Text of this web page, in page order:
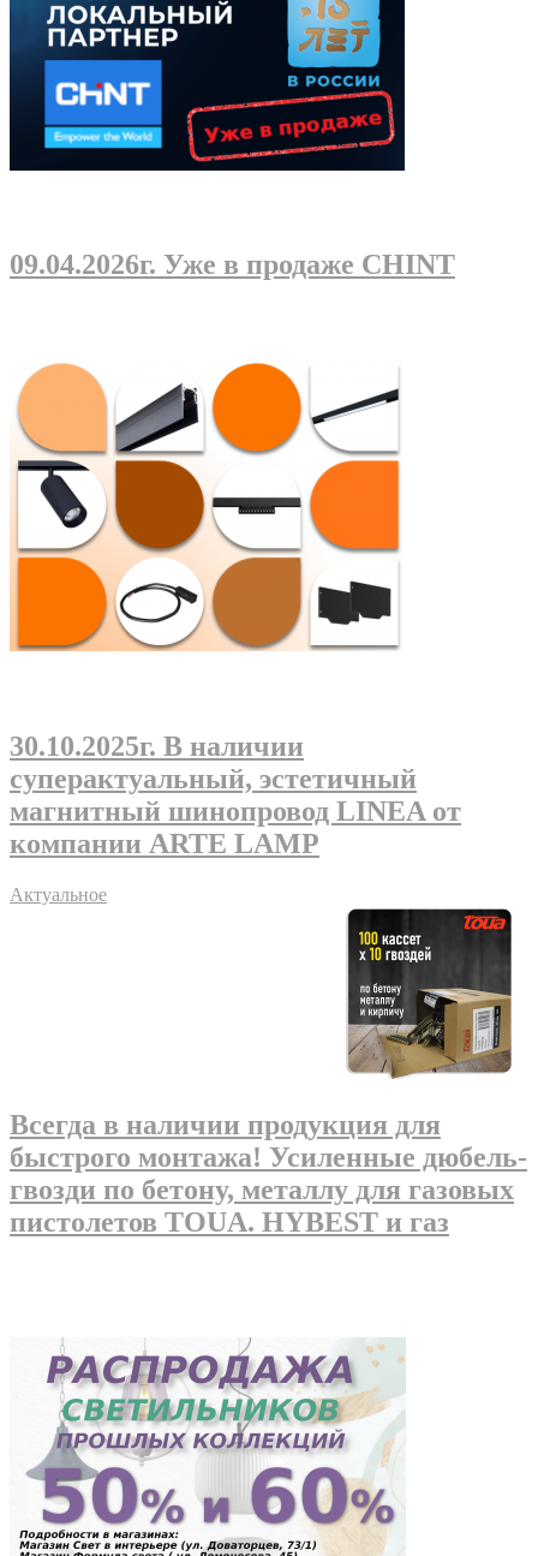
09.04.2026г. Уже в продаже CHINT
30.10.2025г. В наличии
суперактуальный, эстетичный
магнитный шинопровод LINEA от
компании ARTE LAMP
Актуальное
Всегда в наличии продукция для
быстрого монтажа! Усиленные дюбель-
гвозди по бетону, металлу для газовых
пистолетов TOUA. HYBEST и газ